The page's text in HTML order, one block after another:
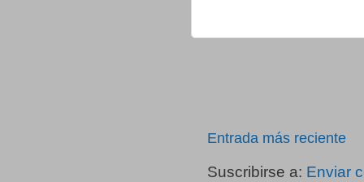
Entrada más reciente
Suscribirse a: Enviar